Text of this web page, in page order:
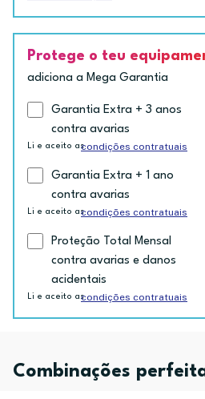
Protege o teu
adiciona a Mega Garantia
Garantia Extra + 3 anos
contra avarias
Li e aceito ascondições contratuais
Garantia Extra + 1 ano
contra avarias
Li e aceito ascondições contratuais
Proteção Total Mensal
contra avarias e danos
acidentais
Li e aceito ascondições contratuais
Combinações